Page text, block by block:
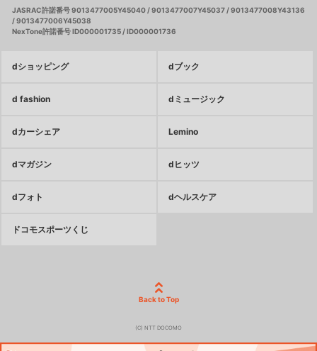
JASRAC許諾番号 9013477005Y45040 / 9013477007Y45037 / 9013477008Y43136
/ 9013477006Y45038
NexTone許諾番号 ID000001735 / ID000001736
dショッピング dブック
d fashion dミュージック
dカーシェア Lemino
dマガジン dヒッツ
dフォト dヘルスケア
ドコモスポーツくじ
Back to Top
(C) NTT DOCOMO